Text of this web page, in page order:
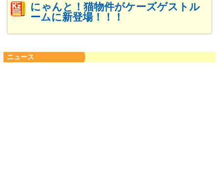
にゃんと！猫物件がケーズゲストル
ームに新登場！！！
ニュース